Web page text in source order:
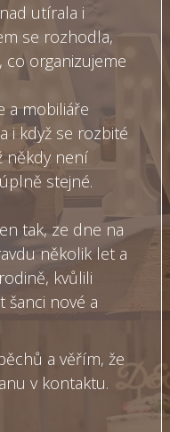
utírala i
se rozhodla,
co organizujeme
a mobiliáře
i když se rozbité
někdy není
stejné.
tak, ze dne na
několik let a
kvůlili
šanci nové a
a věřím, že
v kontaktu.